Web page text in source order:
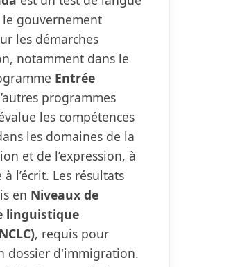
gouvernement
les démarches
notamment dans le
Entrée
programmes
les compétences
les domaines de la
et de l’expression, à
à l’écrit. Les résultats
en Niveaux de
linguistique
, requis pour
dossier d'immigration.